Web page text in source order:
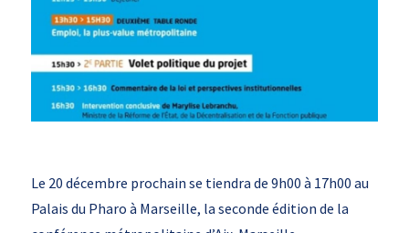
Le 20 décembre prochain se tiendra de 9h00 à 17h00 au
Palais du Pharo à Marseille, la seconde édition de la